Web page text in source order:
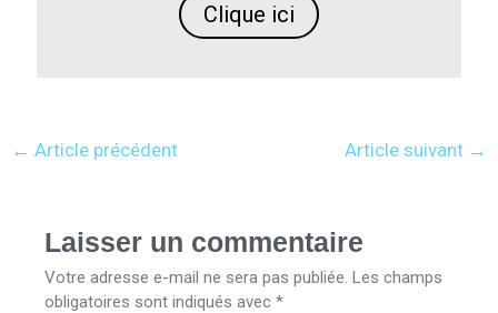
Clique ici
← Article précédent Article suivant →
Laisser un commentaire
Votre adresse e-mail ne sera pas publiée. Les champs
obligatoires sont indiqués avec*